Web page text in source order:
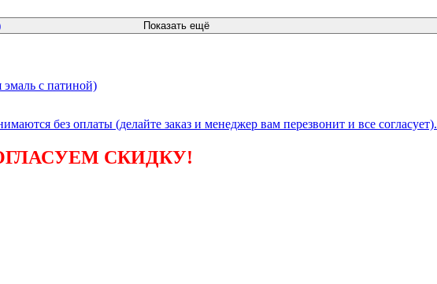
с патиной)
Показать ещё
без оплаты (делайте заказ и менеджер вам перезвонит и все согласует).
СКИДКУ!